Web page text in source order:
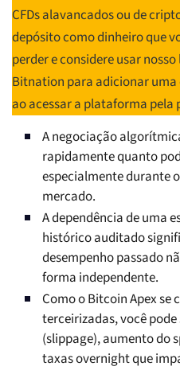
CFDs alavancados ou de
depósito como dinheiro que
perder e considere usar
Bitnation para adicionar
ao acessar a plataforma pela
A negociação
rapidamente quanto
especialmente durante
mercado.
A dependência de uma
histórico auditado
desempenho passado
forma independente.
Como o Bitcoin Apex se
terceirizadas, você
(slippage), aumento do
taxas overnight que